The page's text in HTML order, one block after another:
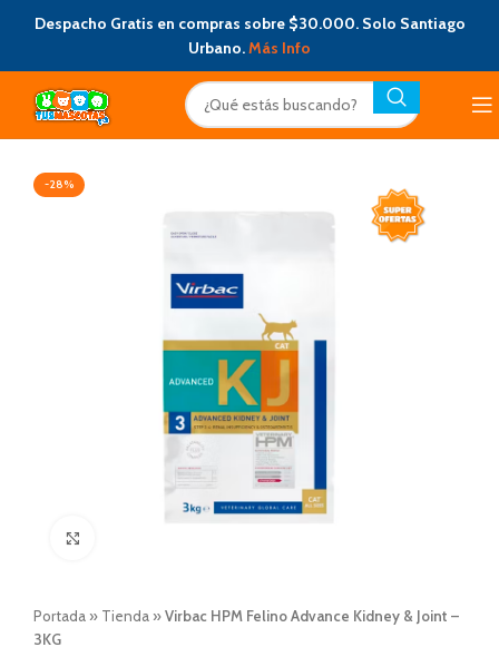
Despacho Gratis en compras sobre $30.000. Solo Santiago
Urbano.Más Info
-28%
Portada » Tienda »Virbac HPM Felino Advance Kidney & Joint –
3KG